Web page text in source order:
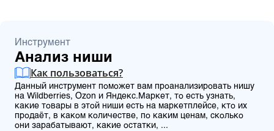
Инструмент
Анализ ниши
Как пользоваться?
Данный инструмент поможет вам проанализировать нишу
на Wildberries, Ozon и Яндекс.Маркет, то есть узнать,
какие товары в этой ниши есть на маркетплейсе, кто их
продаёт, в каком количестве, по каким ценам, сколько
они зарабатывают, какие остатки, ...